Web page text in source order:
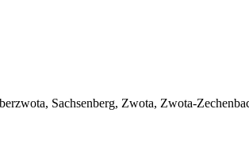
Sachsenberg, Zwota, Zwota-